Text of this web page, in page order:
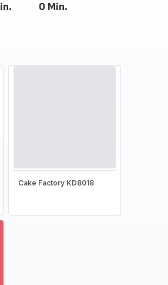
0 Min.
Cake Factory KD8018